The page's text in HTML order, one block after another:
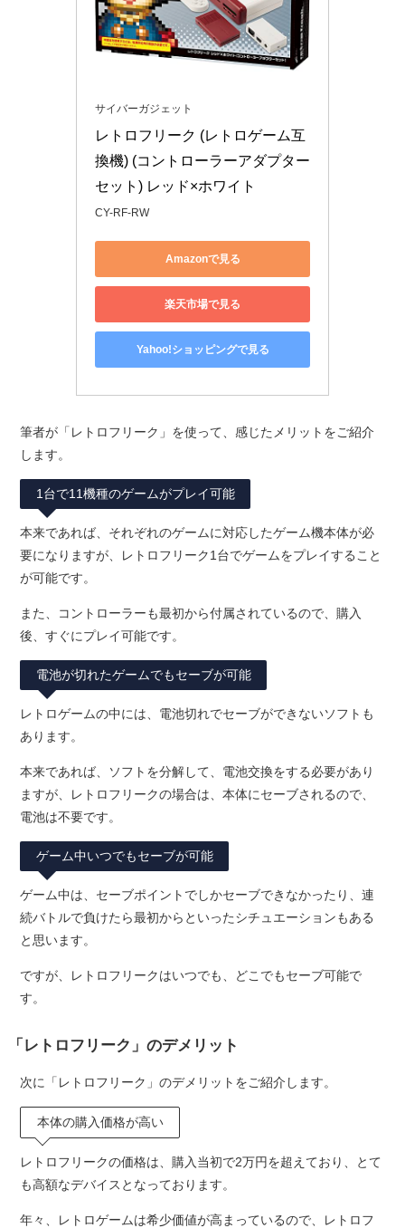
サイバーガジェット
レトロフリーク (レトロゲーム互
換機) (コントローラーアダプター
セット) レッド×ホワイト
CY-RF-RW
Amazonで見る
楽天市場で見る
Yahoo!ショッピングで見る
筆者が「レトロフリーク」を使って、感じたメリットをご紹介
します。
1台で11機種のゲームがプレイ可能
本来であれば、それぞれのゲームに対応したゲーム機本体が必
要になりますが、レトロフリーク1台でゲームをプレイすること
が可能です。
また、コントローラーも最初から付属されているので、購入
後、すぐにプレイ可能です。
電池が切れたゲームでもセーブが可能
レトロゲームの中には、電池切れでセーブができないソフトも
あります。
本来であれば、ソフトを分解して、電池交換をする必要があり
ますが、レトロフリークの場合は、本体にセーブされるので、
電池は不要です。
ゲーム中いつでもセーブが可能
ゲーム中は、セーブポイントでしかセーブできなかったり、連
続バトルで負けたら最初からといったシチュエーションもある
と思います。
ですが、レトロフリークはいつでも、どこでもセーブ可能で
す。
「レトロフリーク」のデメリット
次に「レトロフリーク」のデメリットをご紹介します。
本体の購入価格が高い
レトロフリークの価格は、購入当初で2万円を超えており、とて
も高額なデバイスとなっております。
年々、レトロゲームは希少価値が高まっているので、レトロフ